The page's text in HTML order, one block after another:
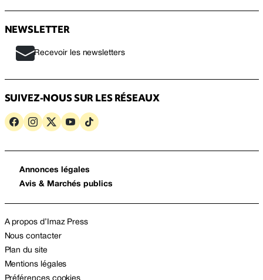
NEWSLETTER
Recevoir les newsletters
SUIVEZ-NOUS SUR LES RÉSEAUX
Annonces légales
Avis & Marchés publics
A propos d’Imaz Press
Nous contacter
Plan du site
Mentions légales
Préférences cookies